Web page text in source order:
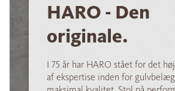
HARO - Den
originale.
I 75 år har HARO stået for det
af ekspertise inden for